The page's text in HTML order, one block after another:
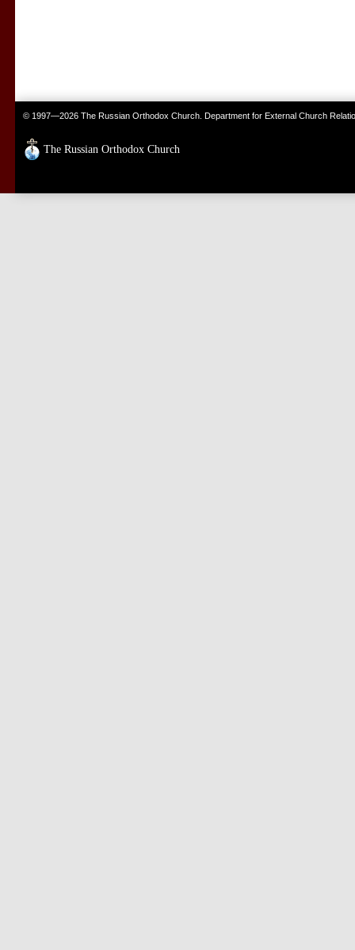
© 1997—2026 The Russian Orthodox Church. Department for External Church
The Russian Orthodox Church